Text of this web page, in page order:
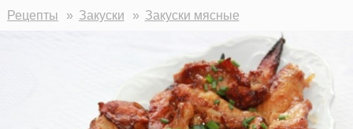
Рецепты Закуски Закуски мясные